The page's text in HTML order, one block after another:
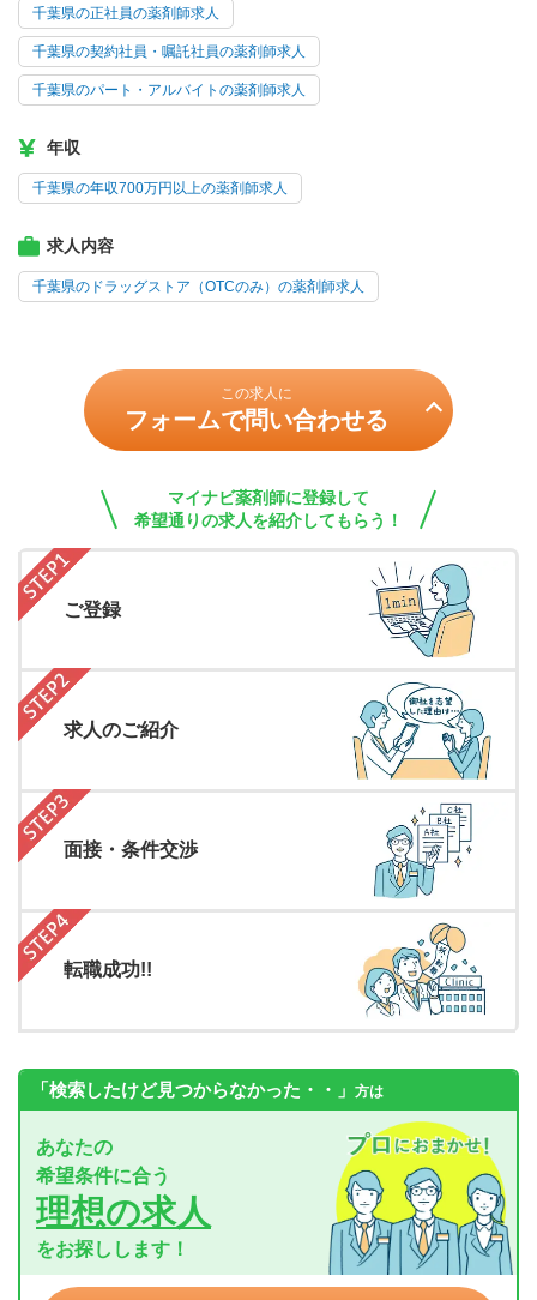
千葉県の正社員の薬剤師求人
千葉県の契約社員・嘱託社員の薬剤師求人
千葉県のパート・アルバイトの薬剤師求人
年収
千葉県の年収700万円以上の薬剤師求人
求人内容
千葉県のドラッグストア（OTCのみ）の薬剤師求人
この求人に
フォームで問い合わせる
マイナビ薬剤師に登録して
希望通りの求人を紹介してもらう！
ご登録
求人のご紹介
面接・条件交渉
転職成功!!
「検索したけど見つからなかった・・」 方は
あなたの
希望条件に合う
理想の求人
をお探しします！